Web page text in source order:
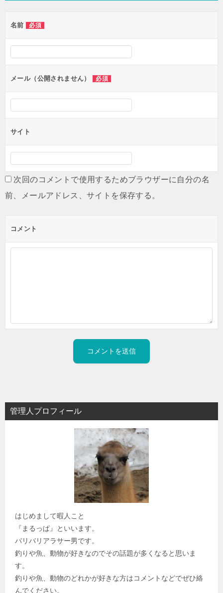
ー
シ
ン
名前 必須
メール（公開されません） 必須
サイト
次回のコメントで使用するためブラウザーに自分の名
前、メールアドレス、サイトを保存する。
コメント
管理人プロフィール
はじめまして暇人こと
『まるっぱ』といいます。
バリバリアラサー男です。
釣りや魚、動物が好きなのでその話題が多くなると思いま
す。
釣りや魚、動物のどれかが好きな方はコメントなどでぜひ絡
んでください。